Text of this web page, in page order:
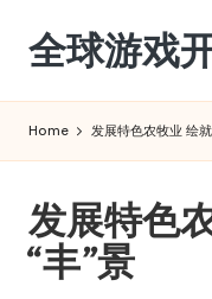
Skip
content
全球游戏
Home 发展特色农牧业 绘
发展特色
“丰”景